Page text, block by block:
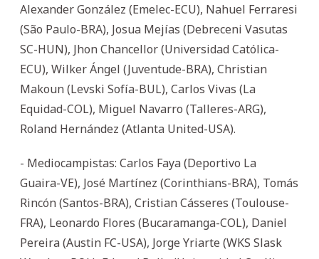
Alexander González (Emelec-ECU), Nahuel Ferraresi
(São Paulo-BRA), Josua Mejías (Debreceni Vasutas
SC-HUN), Jhon Chancellor (Universidad Católica-
ECU), Wilker Ángel (Juventude-BRA), Christian
Makoun (Levski Sofía-BUL), Carlos Vivas (La
Equidad-COL), Miguel Navarro (Talleres-ARG),
Roland Hernández (Atlanta United-USA).
- Mediocampistas: Carlos Faya (Deportivo La
Guaira-VE), José Martínez (Corinthians-BRA), Tomás
Rincón (Santos-BRA), Cristian Cásseres (Toulouse-
FRA), Leonardo Flores (Bucaramanga-COL), Daniel
Pereira (Austin FC-USA), Jorge Yriarte (WKS Slask